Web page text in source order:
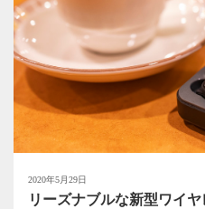
2020年5月29日
リーズナブルな新型ワイ